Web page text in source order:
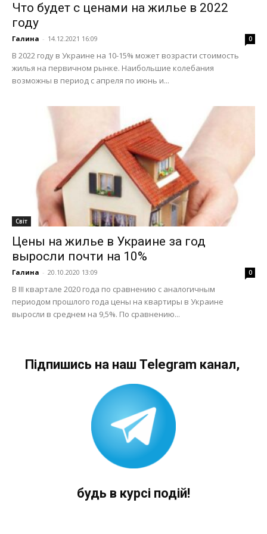
Что будет с ценами на жилье в 2022
году
Галина - 14.12.2021 16:09 0
В 2022 году в Украине на 10-15% может возрасти стоимость
жилья на первичном рынке. Наибольшие колебания
возможны в период с апреля по июнь и...
Світ
Цены на жилье в Украине за год
выросли почти на 10%
Галина - 20.10.2020 13:09 0
В III квартале 2020 года по сравнению с аналогичным
периодом прошлого года цены на квартиры в Украине
выросли в среднем на 9,5%. По сравнению...
Підпишись на наш Telegram канал,
будь в курсі подій!